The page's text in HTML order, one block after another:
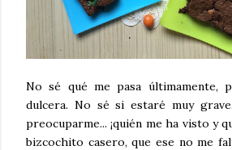
No sé qué me pasa últimamente,
dulcera. No sé si estaré muy
preocuparme... ¡quién me ha visto y
bizcochito casero, que ese no me